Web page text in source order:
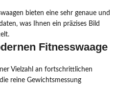
bieten eine sehr genaue und
was Ihnen ein präzises Bild
Fitnesswaage
Vielzahl an fortschrittlichen
reine Gewichtsmessung